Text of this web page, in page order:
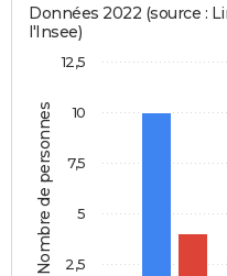
Nombre de personnes
Données 2022 (source :
l'Insee)
2,5
5
7,5
10
12,5